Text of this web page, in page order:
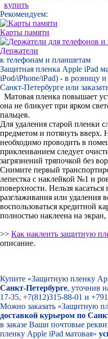
купить
Рекомендуем:
Карты памяти
Держатели
к телефонам и планшетам
Защитная пленка Apple iPad
iPod/iPhone/iPad) - в розницу
Санкт-Петербурге или
Матовая пленка повышает
она не бликует при ярком
пальцев.
Для удаления старой пленки
предметом и потянуть вверх.
необходимо проводить в
приклеиванием следует
загрязнений тряпочкой без
Снимите первый
лепестка с наклейкой №1 и
поверхности. Нельзя
разглаживания или
воспользоваться кредитной
полностью наклеена на
>> Как наклеить защитную
описание.
Купите «Защитную пленку
Санкт-Петербурге, уточнив
17-35, +7(812)315-88-01 и
Можно заказать «Защитную
доставкой курьером по
в заказе Ваши почтовые
пленку Apple iPad матовая»